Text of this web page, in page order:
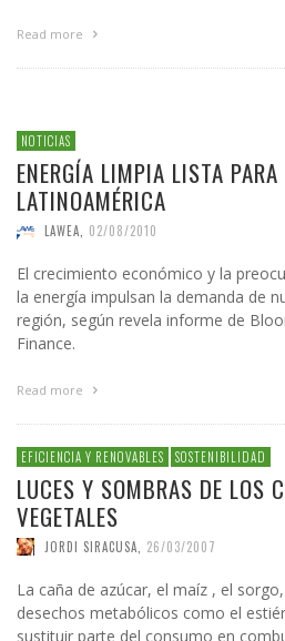
Read more
NOTICIAS
ENERGÍA LIMPIA LISTA
LATINOAMÉRICA
LAWEA 02/08/2010
El crecimiento económico y la
la energía impulsan la demanda de
región, según revela informe de
Finance.
Read more
EFICIENCIA Y RENOVABLES SOSTENIBILIDAD
LUCES Y SOMBRAS DE LOS
VEGETALES
JORDI SIRACUSA 26/03/2007
La caña de azúcar, el maíz , el
desechos metabólicos como el
sustituir parte del consumo en